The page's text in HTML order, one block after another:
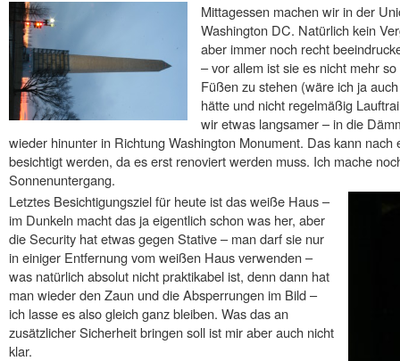
Mittagessen machen wir in der
Washington DC. Natürlich kein
aber immer noch recht
– vor allem ist sie es nicht mehr
Füßen zu stehen (wäre ich ja
hätte und nicht regelmäßig
wir etwas langsamer – in die
wieder hinunter in Richtung Washington Monument. Das kann nach
besichtigt werden, da es erst renoviert werden muss. Ich mache
Sonnenuntergang.
Letztes Besichtigungsziel für heute ist das weiße Haus –
im Dunkeln macht das ja eigentlich schon was her, aber
die Security hat etwas gegen Stative – man darf sie nur
in einiger Entfernung vom weißen Haus verwenden –
was natürlich absolut nicht praktikabel ist, denn dann hat
man wieder den Zaun und die Absperrungen im Bild –
ich lasse es also gleich ganz bleiben. Was das an
zusätzlicher Sicherheit bringen soll ist mir aber auch nicht
klar.